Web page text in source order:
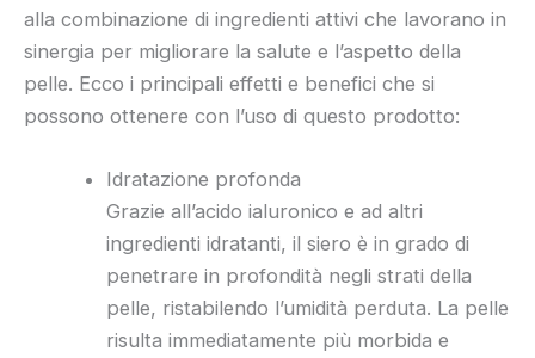
alla combinazione di ingredienti attivi che lavorano in
sinergia per migliorare la salute e l’aspetto della
pelle. Ecco i principali effetti e benefici che si
possono ottenere con l’uso di questo prodotto:
Idratazione profonda
Grazie all’acido ialuronico e ad altri
ingredienti idratanti, il siero è in grado di
penetrare in profondità negli strati della
pelle, ristabilendo l’umidità perduta. La pelle
risulta immediatamente più morbida e